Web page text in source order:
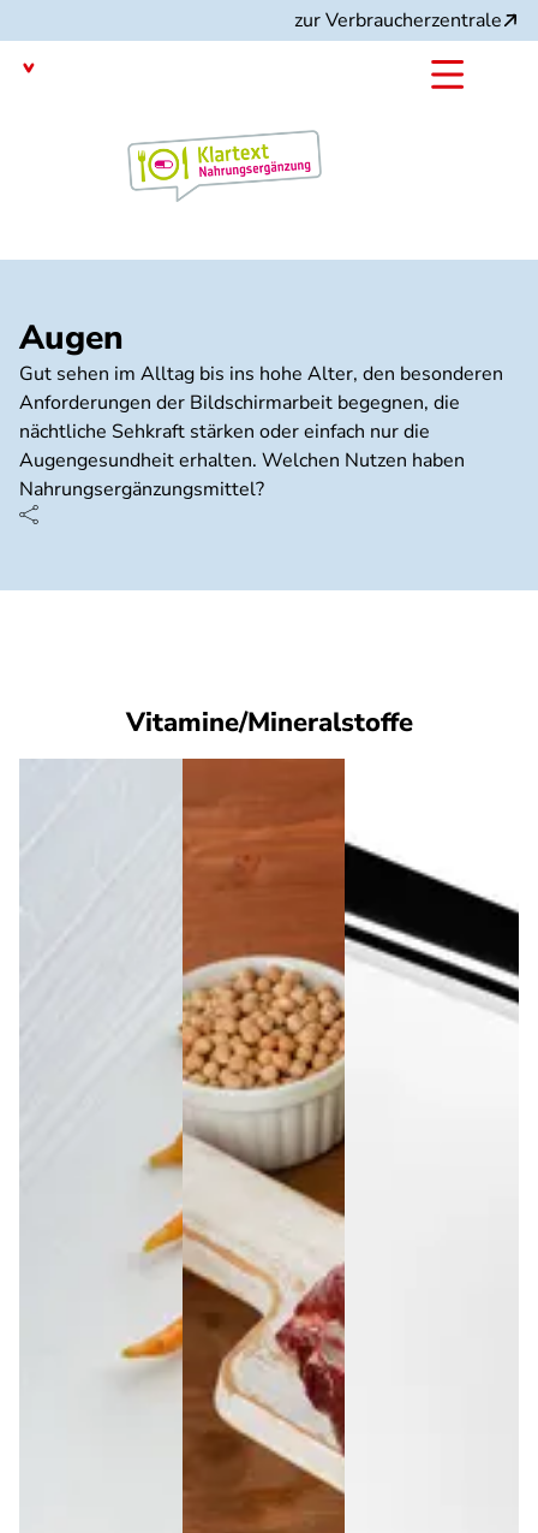
zum
Inhalt
zur Verbraucherzentrale
Augen
Gut sehen im Alltag bis ins hohe Alter, den besonderen
Anforderungen der Bildschirmarbeit begegnen, die
nächtliche Sehkraft stärken oder einfach nur die
Augengesundheit erhalten. Welchen Nutzen haben
Nahrungsergänzungsmittel?
Vitamine/Mineralstoffe